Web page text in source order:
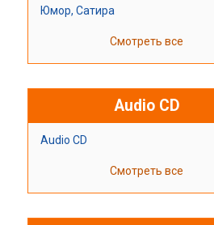
Юмор, Сатира
Смотреть все
Audio CD
Audio CD
Смотреть все